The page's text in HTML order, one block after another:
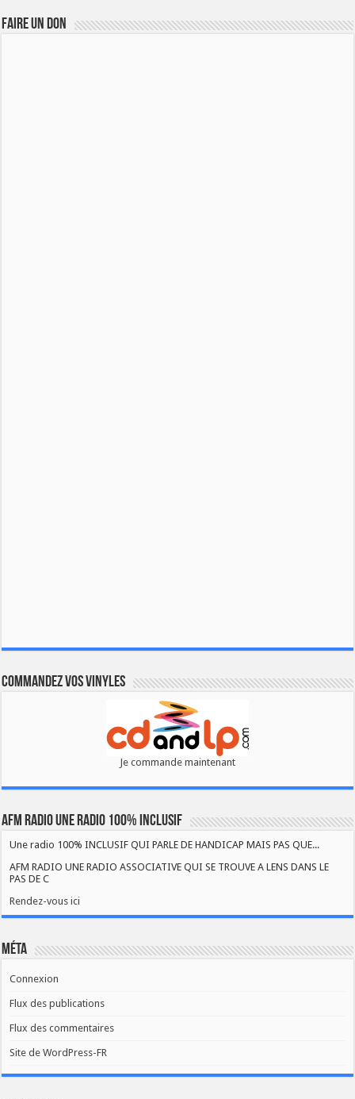
FAIRE UN DON
Commandez vos vinyles
Je commande maintenant
AFM RADIO UNE RADIO 100% INCLUSIF
Une radio 100% INCLUSIF QUI PARLE DE HANDICAP MAIS PAS QUE...
AFM RADIO UNE RADIO ASSOCIATIVE QUI SE TROUVE A LENS DANS LE
PAS DE C
Rendez-vous ici
Méta
Connexion
Flux des publications
Flux des commentaires
Site de WordPress-FR